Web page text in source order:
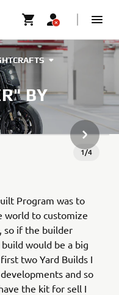
BY
1/4
Program was to
world to customize
so if the builder
would be a big
two Yard Builds I
and so
the kit for sell I